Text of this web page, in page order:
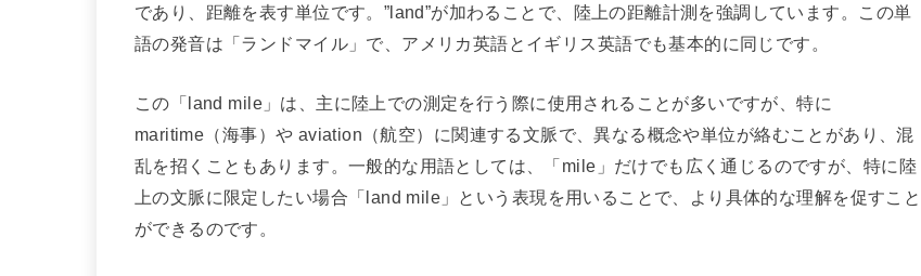
であり、距離を表す単位です。”land”が加わることで、陸上の距離計測を強調しています。この単
語の発音は「ランドマイル」で、アメリカ英語とイギリス英語でも基本的に同じです。
この「land mile」は、主に陸上での測定を行う際に使用されることが多いですが、特に
maritime（海事）や aviation（航空）に関連する文脈で、異なる概念や単位が絡むことがあり、混
乱を招くこともあります。一般的な用語としては、「mile」だけでも広く通じるのですが、特に陸
上の文脈に限定したい場合「land mile」という表現を用いることで、より具体的な理解を促すこと
ができるのです。